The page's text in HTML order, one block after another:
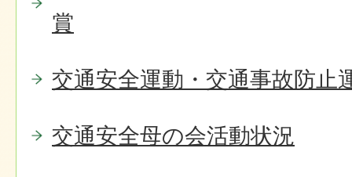
賞
交通安全運動・交通事故防止
交通安全母の会活動状況